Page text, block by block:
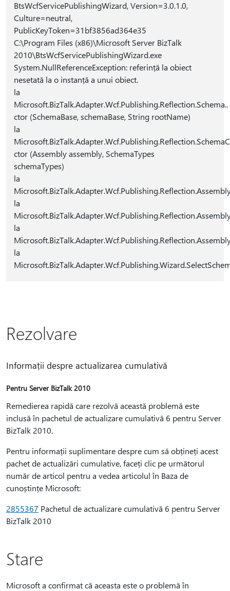
BtsWcfServicePublishingWizard, Version=3.0.1.0,
Culture=neutral,
PublicKeyToken=31bf3856ad364e35
C:\Program Files (x86)\Microsoft Server BizTalk
2010\BtsWcfServicePublishingWizard.exe
System.NullReferenceException: referință la obiect
nesetată la o instanță a unui obiect.
la
Microsoft.BizTalk.Adapter.Wcf.Publishing.Reflection.Schema..
ctor (SchemaBase, schemaBase, String rootName)
la
ctor (Assembly assembly, SchemaTypes
schemaTypes)
la
la
la
la
Rezolvare
Informații despre actualizarea cumulativă
Pentru Server BizTalk 2010
Remedierea rapidă care rezolvă această problemă este
inclusă în pachetul de actualizare cumulativă 6 pentru Server
BizTalk 2010.
Pentru informații suplimentare despre cum să obțineți acest
pachet de actualizări cumulative, faceți clic pe următorul
număr de articol pentru a vedea articolul în Baza de
cunoștințe Microsoft:
2855367 Pachetul de actualizare cumulativă 6 pentru Server
BizTalk 2010
Stare
Microsoft a confirmat că aceasta este o problemă în